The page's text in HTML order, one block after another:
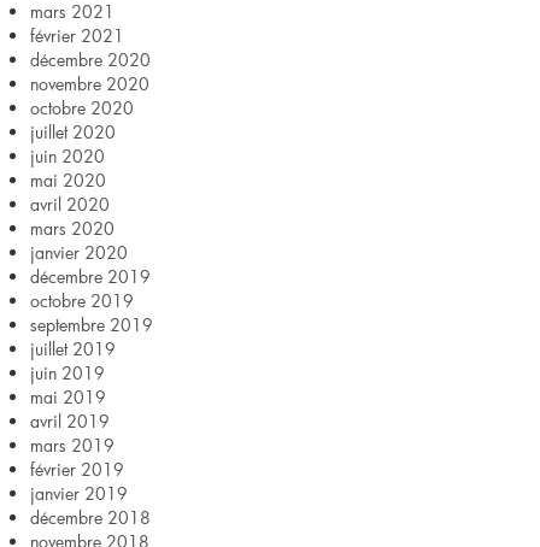
mars 2021
février 2021
décembre 2020
novembre 2020
octobre 2020
juillet 2020
juin 2020
mai 2020
avril 2020
mars 2020
janvier 2020
décembre 2019
octobre 2019
septembre 2019
juillet 2019
juin 2019
mai 2019
avril 2019
mars 2019
février 2019
janvier 2019
décembre 2018
novembre 2018